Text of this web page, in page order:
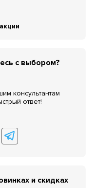
с выбором?
консультантам
ответ!
и скидках